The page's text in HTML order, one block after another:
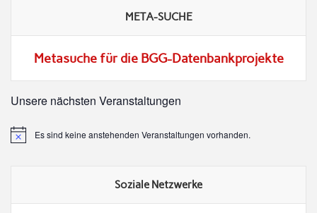
META-SUCHE
Metasuche für die BGG-Datenbankprojekte
Unsere nächsten Veranstaltungen
HinweisEs sind keine anstehenden Veranstaltungen vorhanden.
Soziale Netzwerke